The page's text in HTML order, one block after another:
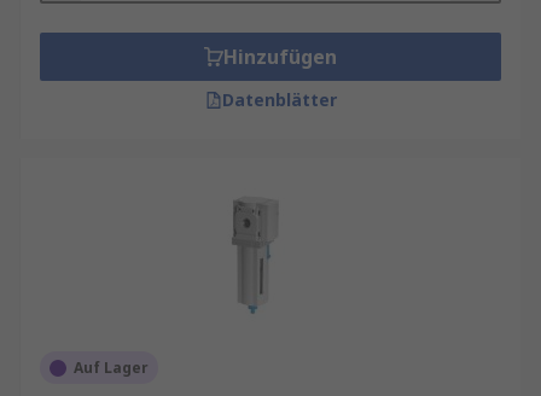
Hinzufügen
Datenblätter
Auf Lager